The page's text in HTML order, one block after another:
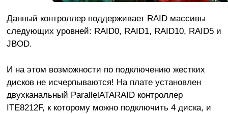
Данный контроллер поддерживает RAID массивы
следующих уровней: RAID0, RAID1, RAID10, RAID5 и
JBOD.
И на этом возможности по подключению жестких
дисков не исчерпываются! На плате установлен
двухканальный ParallelATARAID контроллер
ITE8212F, к которому можно подключить 4 диска, и